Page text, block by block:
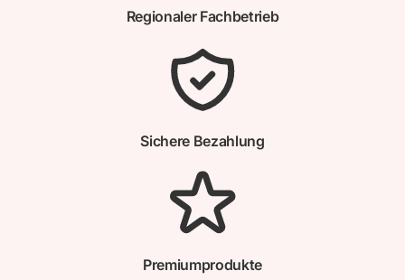
Regionaler Fachbetrieb
Sichere Bezahlung
Premiumprodukte